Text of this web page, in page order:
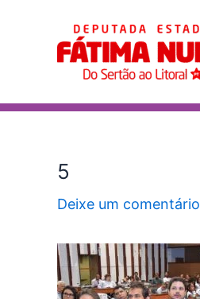
5
Deixe um comentário
navigation